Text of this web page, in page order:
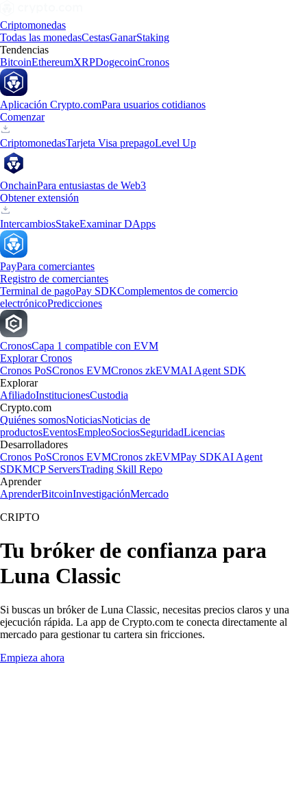
Criptomonedas
Todas las monedasCestasGanarStaking
Tendencias
BitcoinEthereumXRPDogecoinCronos
Aplicación Crypto.comPara usuarios cotidianos
Comenzar
CriptomonedasTarjeta Visa prepagoLevel Up
OnchainPara entusiastas de Web3
Obtener extensión
IntercambiosStakeExaminar DApps
PayPara comerciantes
Registro de comerciantes
Terminal de pagoPay SDKComplementos de comercio
electrónicoPredicciones
CronosCapa 1 compatible con EVM
Explorar Cronos
Cronos PoSCronos EVMCronos zkEVMAI Agent SDK
Explorar
AfiliadoInstitucionesCustodia
Crypto.com
Quiénes somosNoticiasNoticias de
productosEventosEmpleoSociosSeguridadLicencias
Desarrolladores
Cronos PoSCronos EVMCronos zkEVMPay SDKAI Agent
SDKMCP ServersTrading Skill Repo
Aprender
AprenderBitcoinInvestigaciónMercado
CRIPTO
Tu bróker de confianza para
Luna Classic
Si buscas un bróker de Luna Classic, necesitas precios claros y una
ejecución rápida. La app de Crypto.com te conecta directamente al
mercado para gestionar tu cartera sin fricciones.
Empieza ahora